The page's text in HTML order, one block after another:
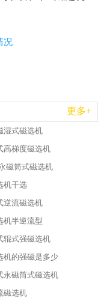
况
更多+
湿式磁选机
高梯度磁选机
磁筒式磁选机
机干选
逆流磁选机
机半逆流型
辊式强磁选机
机的强磁是多少
永磁筒式磁选机
磁选机